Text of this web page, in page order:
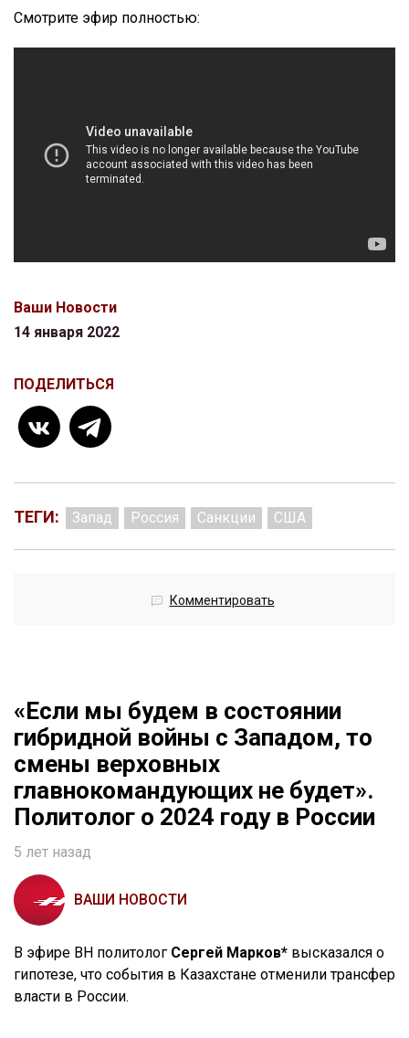
Смотрите эфир полностью:
Ваши Новости
14 января 2022
ПОДЕЛИТЬСЯ
ТЕГИ: Запад Россия Санкции США
Комментировать
«Если мы будем в состоянии
гибридной войны с Западом, то
смены верховных
главнокомандующих не будет».
Политолог о 2024 году в России
5 лет назад
ВАШИ НОВОСТИ
В эфире ВН политолог Сергей Марков* высказался о
гипотезе, что события в Казахстане отменили трансфер
власти в России.